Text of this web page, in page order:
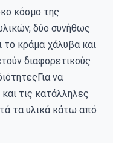
κόσμο της
δύο συνήθως
το κράμα χάλυβα και
διαφορετικούς
να
τις κατάλληλες
τα υλικά κάτω από